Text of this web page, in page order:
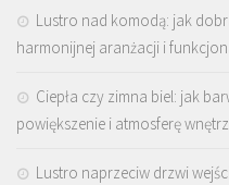
Lustro nad komodą: jak
harmonijnej aranżacji i
Ciepła czy zimna biel: jak
powiększenie i atmosferę
Lustro naprzeciw drzwi